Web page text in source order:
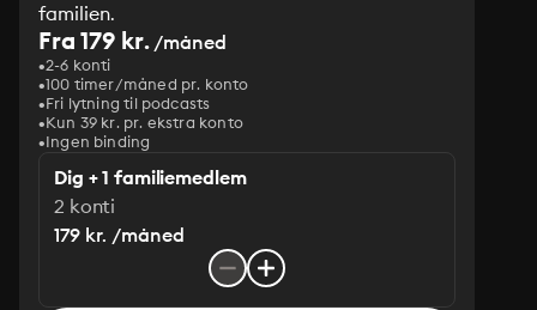
familien.
Fra 179 kr./måned
2-6 konti
100 timer/måned pr. konto
Fri lytning til podcasts
Kun 39 kr. pr. ekstra konto
Ingen binding
Dig + 1 familiemedlem
2 konti
179 kr. /måned